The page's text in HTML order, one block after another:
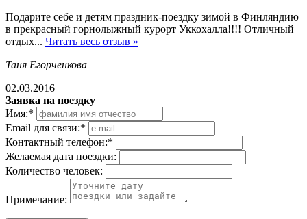
Подарите себе и детям праздник-поездку зимой в Финляндию
в прекрасный горнолыжный курорт Уккохалла!!!! Отличный
отдых... Читать весь отзыв »
Таня Егорченкова
02.03.2016
Заявка на поездку
Имя:*
Email для связи:*
Контактный телефон:*
Желаемая дата поездки:
Количество человек:
Примечание: